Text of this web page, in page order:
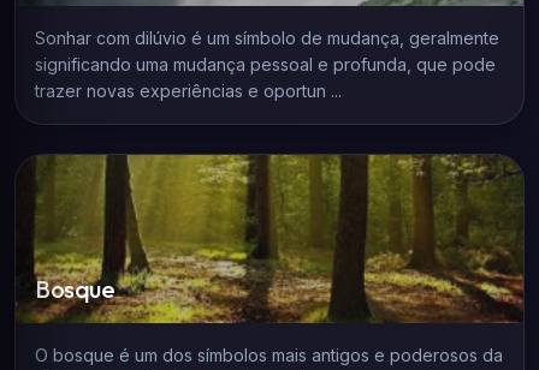
Sonhar com dilúvio é um símbolo de mudança, geralmente
significando uma mudança pessoal e profunda, que pode
trazer novas experiências e oportun ...
Bosque
O bosque é um dos símbolos mais antigos e poderosos da